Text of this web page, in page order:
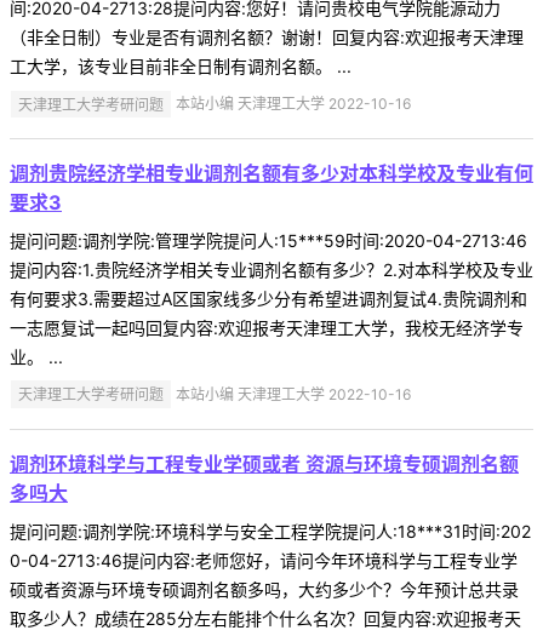
间:2020-04-2713:28提问内容:您好！请问贵校电气学院能源动力
（非全日制）专业是否有调剂名额？谢谢！回复内容:欢迎报考天津理
工大学，该专业目前非全日制有调剂名额。 ...
天津理工大学考研问题 本站小编 天津理工大学 2022-10-16
调剂贵院经济学相专业调剂名额有多少对本科学校及专业有何
要求3
提问问题:调剂学院:管理学院提问人:15***59时间:2020-04-2713:46
提问内容:1.贵院经济学相关专业调剂名额有多少？2.对本科学校及专业
有何要求3.需要超过A区国家线多少分有希望进调剂复试4.贵院调剂和
一志愿复试一起吗回复内容:欢迎报考天津理工大学，我校无经济学专
业。 ...
天津理工大学考研问题 本站小编 天津理工大学 2022-10-16
调剂环境科学与工程专业学硕或者 资源与环境专硕调剂名额
多吗大
提问问题:调剂学院:环境科学与安全工程学院提问人:18***31时间:202
0-04-2713:46提问内容:老师您好，请问今年环境科学与工程专业学
硕或者资源与环境专硕调剂名额多吗，大约多少个？今年预计总共录
取多少人？成绩在285分左右能排个什么名次？回复内容:欢迎报考天